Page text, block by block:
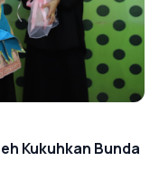
Kukuhkan Bunda